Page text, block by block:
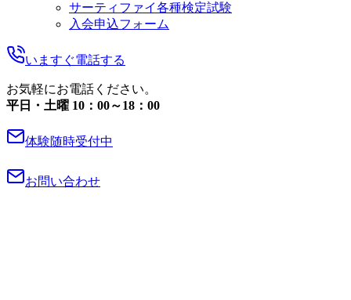
サーティファイ各種検定試験
入会申込フォーム
いますぐ電話する
お気軽にお電話ください。
平日・土曜 10：00～18：00
体験随時受付中
お問い合わせ